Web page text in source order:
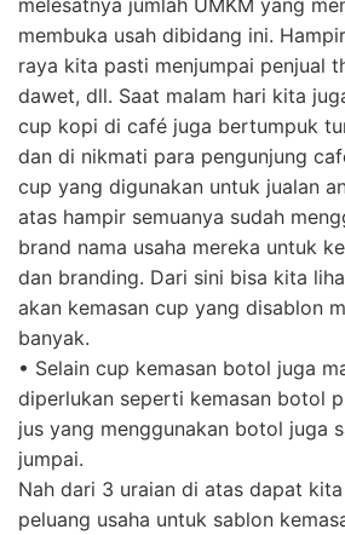
membuka usah dibidang ini.
raya kita pasti menjumpai penjual
dawet, dll. Saat malam hari kita
cup kopi di café juga bertumpuk
dan di nikmati para pengunjung
cup yang digunakan untuk jualan
atas hampir semuanya sudah
brand nama usaha mereka untuk
dan branding. Dari sini bisa kita
akan kemasan cup yang disablon
banyak.
• Selain cup kemasan botol juga
diperlukan seperti kemasan botol
jus yang menggunakan botol juga
jumpai.
Nah dari 3 uraian di atas dapat
peluang usaha untuk sablon